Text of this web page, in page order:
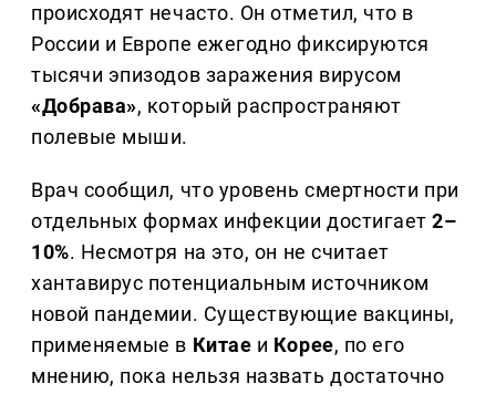
происходят нечасто. Он отметил, что в
России и Европе ежегодно фиксируются
тысячи эпизодов заражения вирусом
«Добрава», который распространяют
полевые мыши.
Врач сообщил, что уровень смертности при
отдельных формах инфекции достигает2–
10%. Несмотря на это, он не считает
хантавирус потенциальным источником
новой пандемии. Существующие вакцины,
применяемые в Китае и Корее, по его
мнению, пока нельзя назвать достаточно